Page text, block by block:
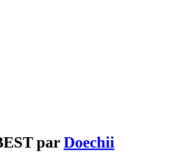
parDoechii